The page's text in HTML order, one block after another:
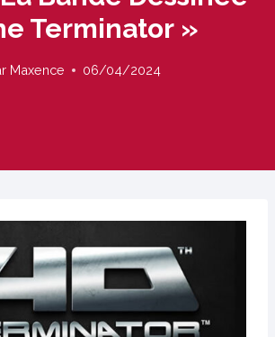
Terminator »
Maxence 06/04/2024